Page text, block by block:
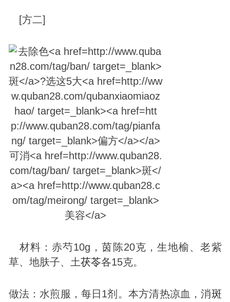
[方二]
材料：赤芍10g，茵陈20克，生地榆、老紫
草、地肤子、土茯苓各15克。
做法：水煎服，每日1剂。本方清热凉血，消斑